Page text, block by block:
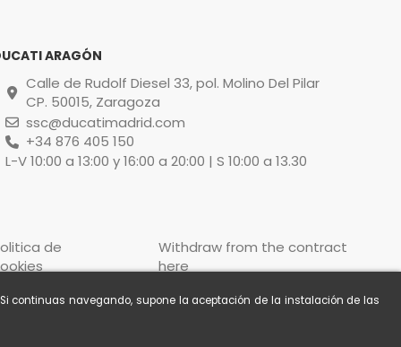
continuas navegando, supone la aceptación de la instalación de las
ARAGÓN
Calle de Rudolf Diesel 33, pol. Molino Del Pilar
CP. 50015, Zaragoza
ssc@ducatimadrid.com
+34 876 405 150
L-V 10:00 a 13:00 y 16:00 a 20:00 | S 10:00 a 13.30
de
Withdraw from the contract
here